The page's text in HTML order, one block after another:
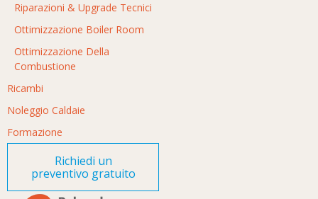
Riparazioni & Upgrade Tecnici
Ottimizzazione Boiler Room
Ottimizzazione Della
Combustione
Ricambi
Noleggio Caldaie
Formazione
Richiedi un
preventivo gratuito